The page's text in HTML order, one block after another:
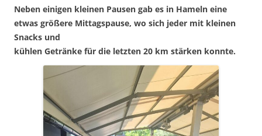
Neben einigen kleinen Pausen gab es in Hameln eine
etwas größere Mittagspause, wo sich jeder mit kleinen
Snacks und
kühlen Getränke für die letzten 20 km stärken konnte.